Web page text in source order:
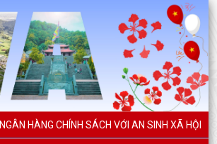
NGÂN HÀNG CHÍNH SÁCH VỚI AN SINH XÃ HỘI